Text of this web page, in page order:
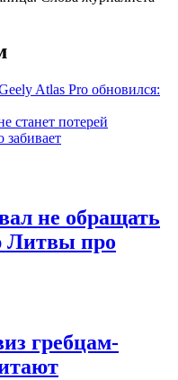
Atlas Pro обновился:
станет потерей
забивает
не обращать
Литвы про
гребцам-